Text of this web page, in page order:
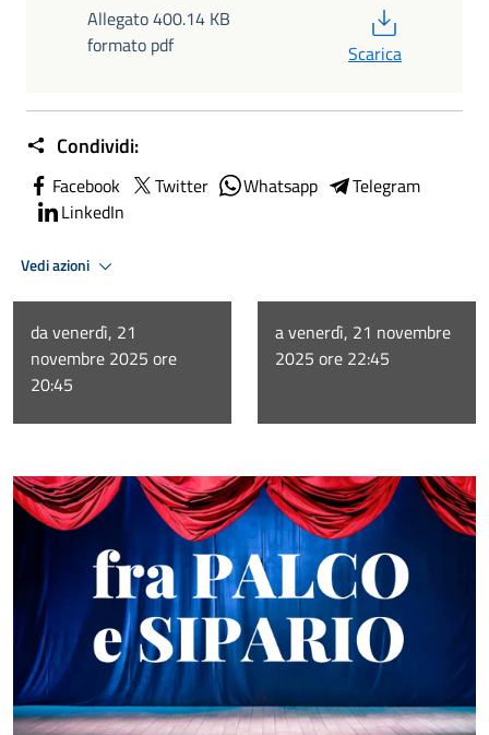
Allegato 400.14 KB
formato pdf
Scarica
Condividi:
Facebook Twitter Whatsapp
Telegram
LinkedIn
Vedi azioni
da venerdì, 21
novembre 2025 ore
20:45
a venerdì, 21 novembre
2025 ore 22:45